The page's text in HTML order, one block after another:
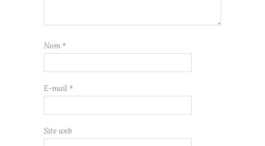
Nom *
E-mail *
Site web